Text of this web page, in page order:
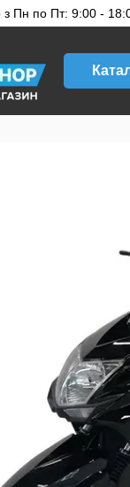
Пн по Пт: 9:00 -